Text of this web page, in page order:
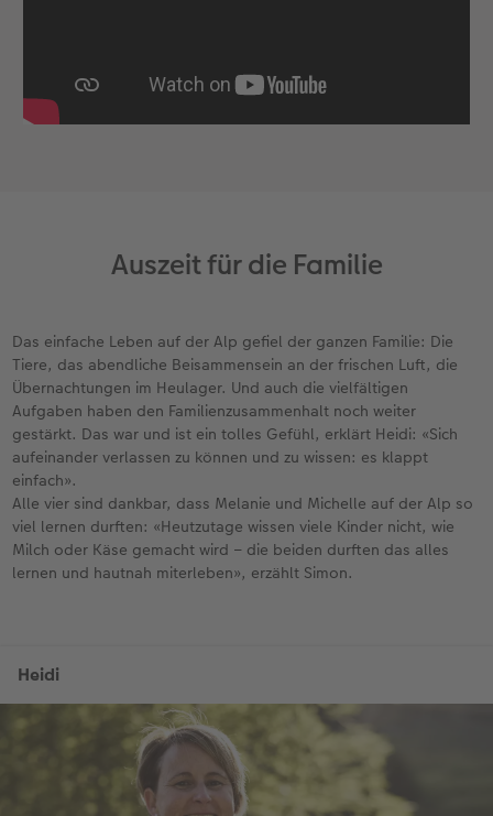
Auszeit für die Familie
Das einfache Leben auf der Alp gefiel der ganzen Familie: Die
Tiere, das abendliche Beisammensein an der frischen Luft, die
Übernachtungen im Heulager. Und auch die vielfältigen
Aufgaben haben den Familienzusammenhalt noch weiter
gestärkt. Das war und ist ein tolles Gefühl, erklärt Heidi: «Sich
aufeinander verlassen zu können und zu wissen: es klappt
einfach».
Alle vier sind dankbar, dass Melanie und Michelle auf der Alp so
viel lernen durften: «Heutzutage wissen viele Kinder nicht, wie
Milch oder Käse gemacht wird – die beiden durften das alles
lernen und hautnah miterleben», erzählt Simon.